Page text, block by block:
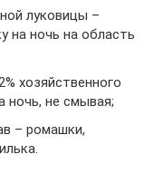
луковицы –
на ночь на область
хозяйственного
ночь, не смывая;
– ромашки,